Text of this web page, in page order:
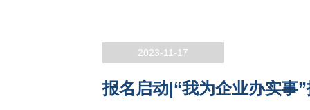
2023-11-17
报名启动|“我为企业办实事